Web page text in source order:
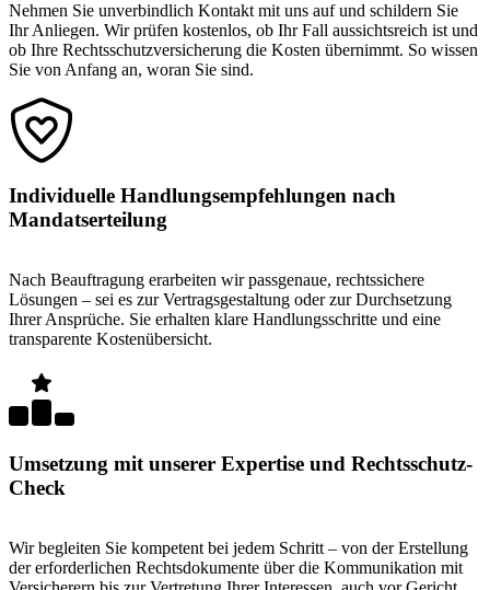
Nehmen Sie unverbindlich Kontakt mit uns auf und schildern Sie
Ihr Anliegen. Wir prüfen kostenlos, ob Ihr Fall aussichtsreich ist und
ob Ihre Rechtsschutzversicherung die Kosten übernimmt. So wissen
Sie von Anfang an, woran Sie sind.
Individuelle Handlungsempfehlungen nach
Mandatserteilung
Nach Beauftragung erarbeiten wir passgenaue, rechtssichere
Lösungen – sei es zur Vertragsgestaltung oder zur Durchsetzung
Ihrer Ansprüche. Sie erhalten klare Handlungsschritte und eine
transparente Kostenübersicht.
Umsetzung mit unserer Expertise und Rechtsschutz-
Check
Wir begleiten Sie kompetent bei jedem Schritt – von der Erstellung
der erforderlichen Rechtsdokumente über die Kommunikation mit